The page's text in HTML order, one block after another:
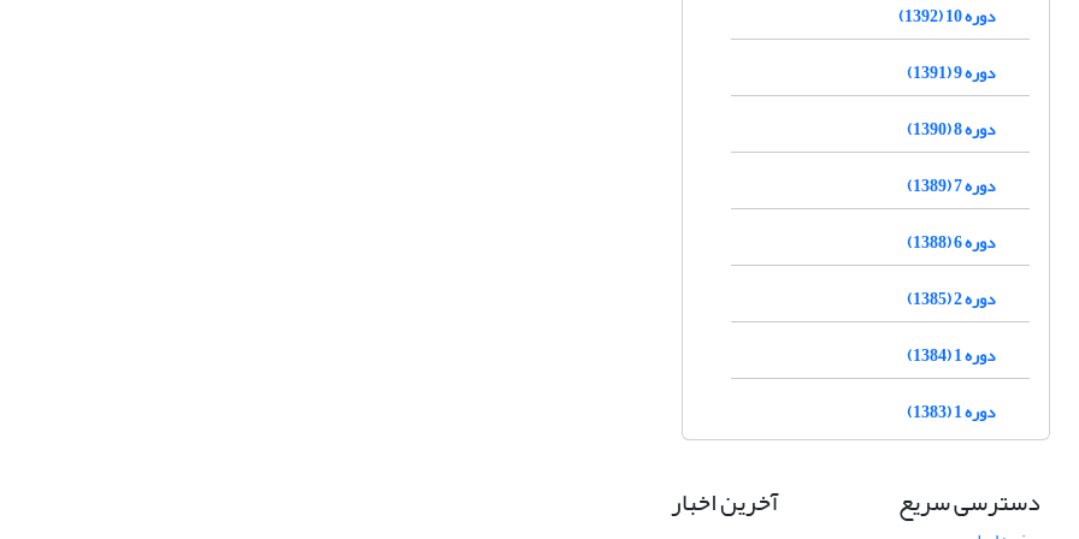
دوره 10 (1392)
دوره 9 (1391)
دوره 8 (1390)
دوره 7 (1389)
دوره 6 (1388)
دوره 2 (1385)
دوره 1 (1384)
دوره 1 (1383)
دسترسی سریع آخرین اخبار